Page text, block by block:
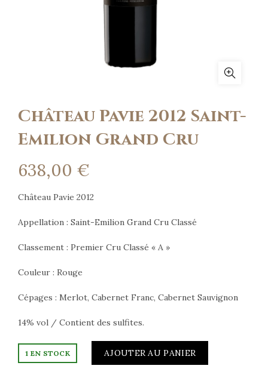
Château Pavie 2012 Saint-
Emilion Grand Cru
638,00 €
Château Pavie 2012
Appellation : Saint-Emilion Grand Cru Classé
Classement : Premier Cru Classé « A »
Couleur : Rouge
Cépages : Merlot, Cabernet Franc, Cabernet Sauvignon
14% vol / Contient des sulfites.
1 EN STOCK AJOUTER AU PANIER